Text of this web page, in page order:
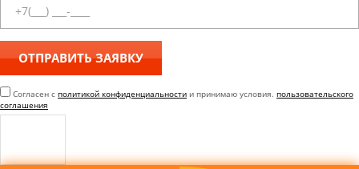
Согласен с политикой конфиденциальности и принимаю условия. пользовательского
соглашения